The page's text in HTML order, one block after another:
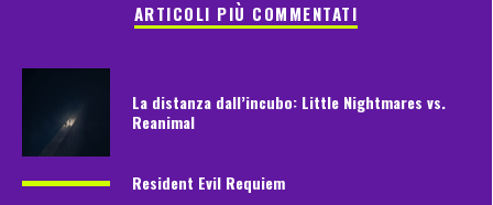
ARTICOLI PIÙ COMMENTATI
La distanza dall’incubo: Little Nightmares vs.
Reanimal
Resident Evil Requiem